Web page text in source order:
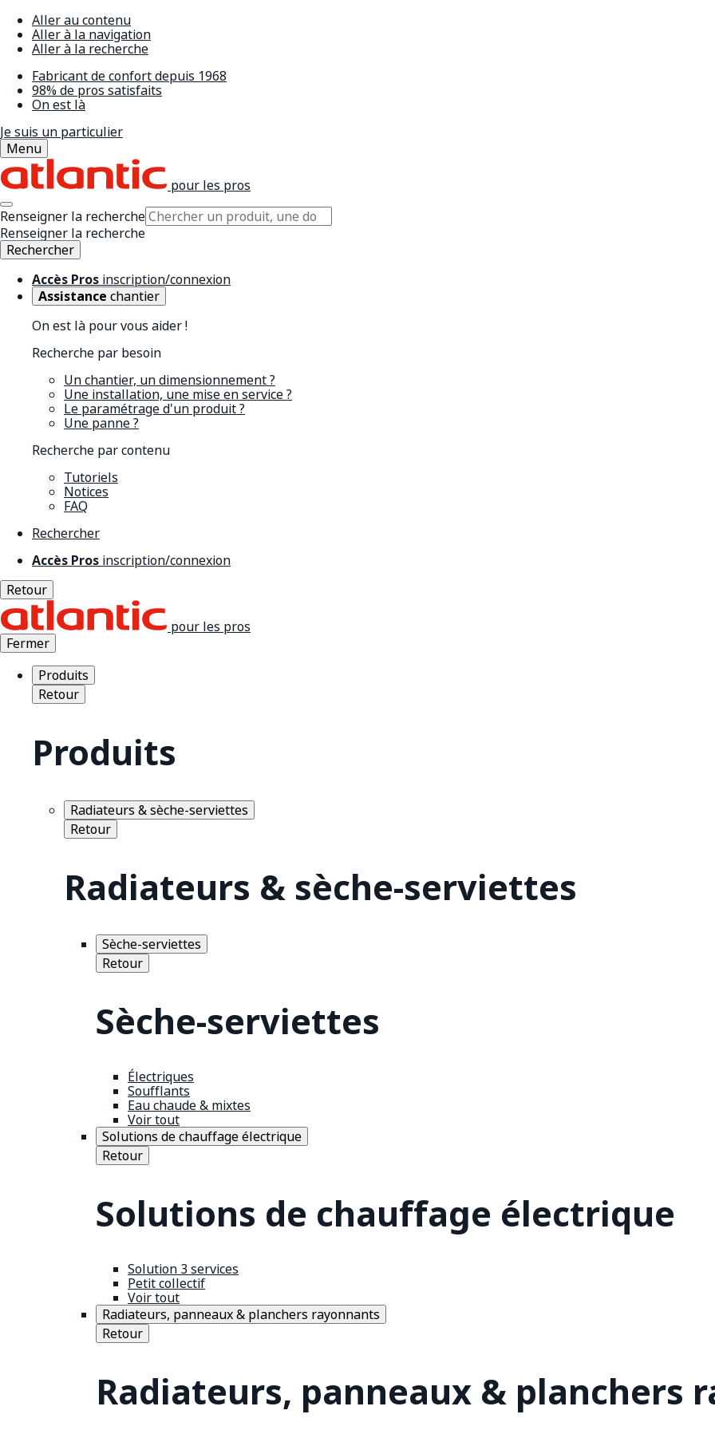
Aller au contenu
Aller à la navigation
Aller à la recherche
Fabricant de confort depuis 1968
98% de pros satisfaits
On est là
Je suis un particulier
Menu
pour les pros
Renseigner la recherche
Renseigner la recherche
Rechercher
Accès Pros inscription/connexion
Assistance chantier
On est là pour vous aider !
Recherche par besoin
Un chantier, un dimensionnement ?
Une installation, une mise en service ?
Le paramétrage d'un produit ?
Une panne ?
Recherche par contenu
Tutoriels
Notices
FAQ
Rechercher
Accès Pros inscription/connexion
Retour
pour les pros
Fermer
Produits
Retour
Produits
Radiateurs & sèche-serviettes
Retour
Radiateurs & sèche-serviettes
Sèche-serviettes
Retour
Sèche-serviettes
Électriques
Soufflants
Eau chaude & mixtes
Voir tout
Solutions de chauffage électrique
Retour
Solutions de chauffage électrique
Solution 3 services
Petit collectif
Voir tout
Radiateurs, panneaux & planchers rayonnants
Retour
Radiateurs, panneaux & planchers